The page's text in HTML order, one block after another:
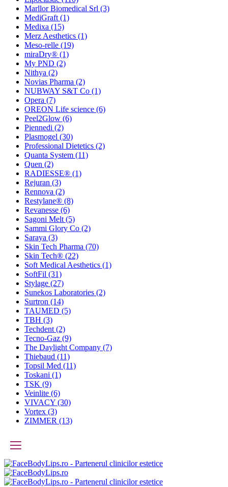
Marllor Biomedical Srl (3)
MediGraft (1)
Medixa (15)
Merz Aesthetics (1)
Meso-relle (19)
miraDry® (1)
My PND (2)
Nithya (2)
Novias Pharma (2)
NUBWAY S&T Co (1)
Opera (7)
OREON Life science (6)
Peel2Glow (6)
Piennedi (2)
Plasmogel (30)
Professional Dietetics (2)
Quanta System (11)
Quen (2)
RADIESSE® (1)
Rejuran (3)
Rennova (2)
Restylane® (8)
Revanesse (6)
Sagoni Melt (5)
Sammi Glory Co (2)
Saraya (3)
Skin Tech Pharma (70)
Skin Tech® (22)
Soft Medical Aesthetics (1)
SoftFil (31)
Stylage (27)
Sunekos Laboratories (2)
Surtron (14)
TAUMED (5)
TBH (3)
Techdent (2)
Tecno-Gaz (9)
The Daylight Company (7)
Thiebaud (11)
Topsil Med (11)
Toskani (1)
TSK (9)
Veinlite (6)
VIVACY (30)
Vortex (3)
ZIMMER (13)